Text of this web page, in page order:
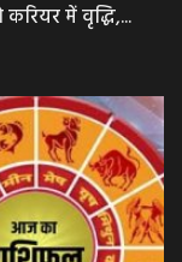
में वृद्धि,...